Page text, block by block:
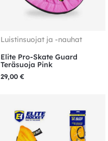
Luistinsuojat ja -nauhat
Elite Pro-Skate Guard
Teräsuoja Pink
29,00 €